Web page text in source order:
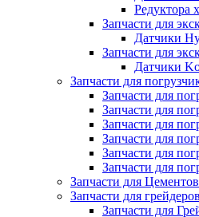
Редуктора
Запчасти для
Датчики
Запчасти для
Датчики
Запчасти для
Запчасти для
Запчасти для
Запчасти для
Запчасти для
Запчасти для
Запчасти для
Запчасти для
Запчасти для грейдеров
Запчасти для